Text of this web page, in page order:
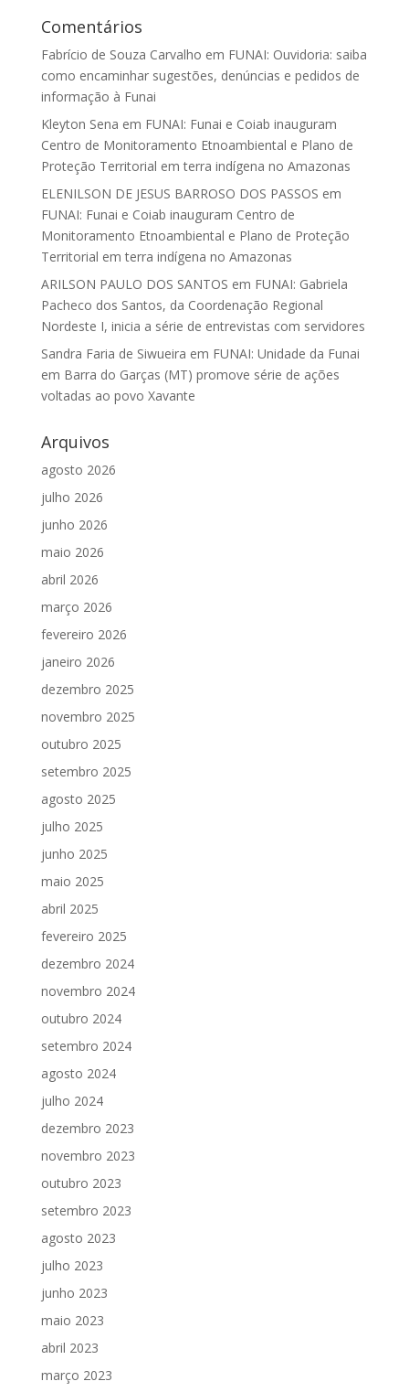
Comentários
Fabrício de Souza Carvalho em FUNAI: Ouvidoria: saiba
como encaminhar sugestões, denúncias e pedidos de
informação à Funai
Kleyton Sena em FUNAI: Funai e Coiab inauguram
Centro de Monitoramento Etnoambiental e Plano de
Proteção Territorial em terra indígena no Amazonas
ELENILSON DE JESUS BARROSO DOS PASSOS em
FUNAI: Funai e Coiab inauguram Centro de
Monitoramento Etnoambiental e Plano de Proteção
Territorial em terra indígena no Amazonas
ARILSON PAULO DOS SANTOS em FUNAI: Gabriela
Pacheco dos Santos, da Coordenação Regional
Nordeste I, inicia a série de entrevistas com servidores
Sandra Faria de Siwueira em FUNAI: Unidade da Funai
em Barra do Garças (MT) promove série de ações
voltadas ao povo Xavante
Arquivos
agosto 2026
julho 2026
junho 2026
maio 2026
abril 2026
março 2026
fevereiro 2026
janeiro 2026
dezembro 2025
novembro 2025
outubro 2025
setembro 2025
agosto 2025
julho 2025
junho 2025
maio 2025
abril 2025
fevereiro 2025
dezembro 2024
novembro 2024
outubro 2024
setembro 2024
agosto 2024
julho 2024
dezembro 2023
novembro 2023
outubro 2023
setembro 2023
agosto 2023
julho 2023
junho 2023
maio 2023
abril 2023
março 2023